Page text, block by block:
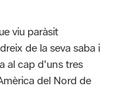
viu paràsit
de la seva saba i
al cap d'uns tres
del Nord de